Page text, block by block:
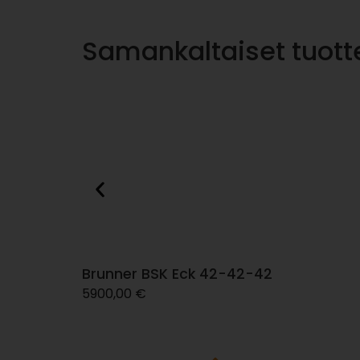
Samankaltaiset
Brunner BSK Eck 42-42-42
5900,00 €